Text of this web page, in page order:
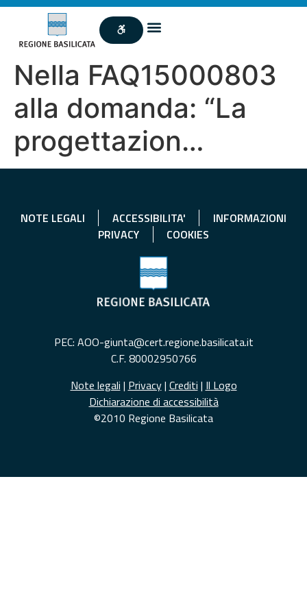
Nella FAQ15000803
alla domanda: “La
progettazion…
NOTE LEGALI ACCESSIBILITA'
INFORMAZIONI
PRIVACY
COOKIES
PEC: AOO-giunta@cert.regione.basilicata.it
C.F. 80002950766
Note legali | Privacy| Crediti | Il Logo
Dichiarazione di accessibilità
©2010 Regione Basilicata